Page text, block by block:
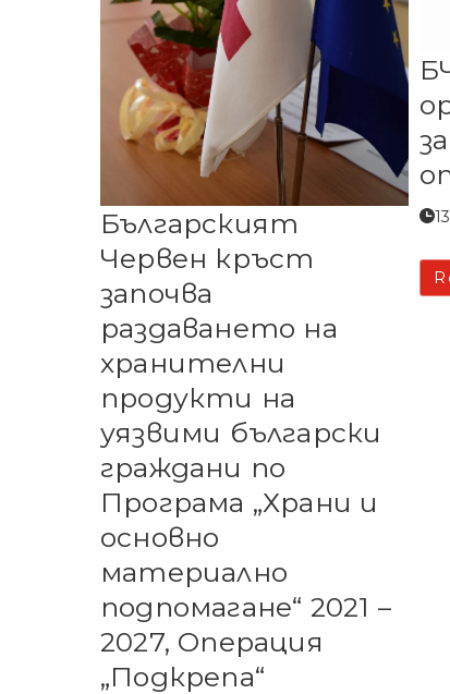
Българският
Червен кръст
започва
раздаването на
хранителни
продукти на
уязвими български
граждани по
Програма „Храни и
основно
материално
подпомагане“ 2021 –
2027, Операция
„Подкрепа“